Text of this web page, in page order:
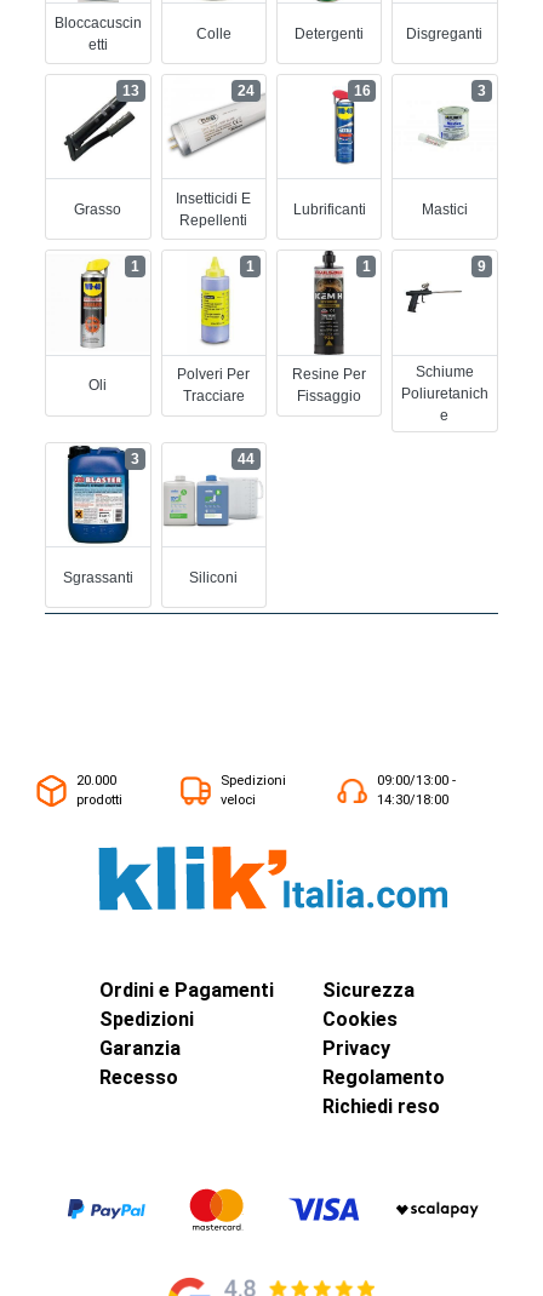
Bloccacuscin
Etti
Colle Detergenti Disgreganti
Grasso
13
Insetticidi E
Repellenti
24
Lubrificanti
16
Mastici
3
Oli
1
Polveri Per
Tracciare
1
Resine Per
Fissaggio
1
Schiume
Poliuretanich
E
9
Sgrassanti
3
Siliconi
44
20.000
prodotti
Spedizioni
veloci
09:00/13:00 -
14:30/18:00
Ordini e Pagamenti
Spedizioni
Garanzia
Recesso
Sicurezza
Cookies
Privacy
Regolamento
Richiedi reso